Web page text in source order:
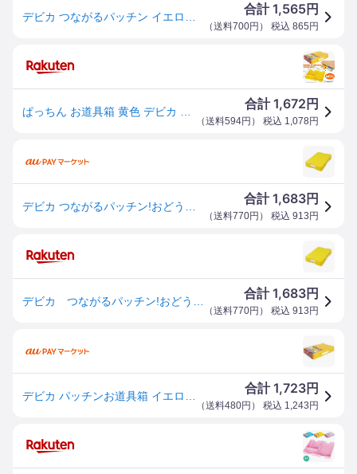
合計1,565円
（送料700円 ） 税込 865 円
合計1,672 円
（送料594円 ） 税込 1,078 円
合計1,683円
（送料770円 ） 税込 913 円
合計1,683円
（送料770円 ） 税込 913 円
合計1,723円
（送料480円 ） 税込 1,243 円